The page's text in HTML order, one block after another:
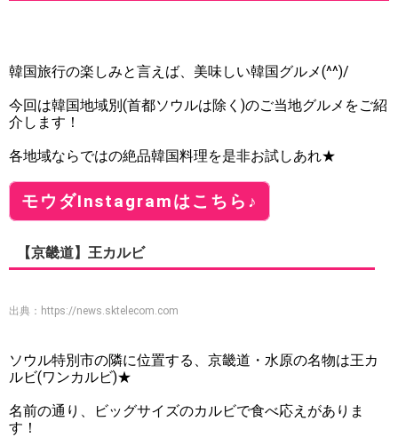
韓国旅行の楽しみと言えば、美味しい韓国グルメ(^^)/
今回は韓国地域別(首都ソウルは除く)のご当地グルメをご紹
介します！
各地域ならではの絶品韓国料理を是非お試しあれ★
モウダInstagramはこちら♪
【京畿道】王カルビ
出典： https://news.sktelecom.com
ソウル特別市の隣に位置する、京畿道・水原の名物は王カ
ルビ(ワンカルビ)★
名前の通り、ビッグサイズのカルビで食べ応えがありま
す！